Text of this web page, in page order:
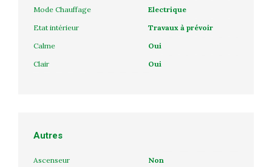
Mode Chauffage
Electrique
Etat intérieur
Travaux à prévoir
Calme
Oui
Clair
Oui
Autres
Ascenseur
Non